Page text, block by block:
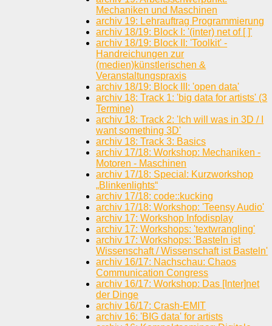
Mechaniken und Maschinen
archiv 19: Lehrauftrag Programmierung
archiv 18/19: Block I: '(inter) net of [ ]'
archiv 18/19: Block II: 'Toolkit' -
Handreichungen zur
(medien)künstlerischen &
Veranstaltungspraxis
archiv 18/19: Block III: 'open data'
archiv 18: Track 1: 'big data for artists' (3
Termine)
archiv 18: Track 2: 'Ich will was in 3D / I
want something 3D'
archiv 18: Track 3: Basics
archiv 17/18: Workshop: Mechaniken -
Motoren - Maschinen
archiv 17/18: Special: Kurzworkshop
„Blinkenlights“
archiv 17/18: code::kucking
archiv 17/18: Workshop: 'Teensy Audio'
archiv 17: Workshop Infodisplay
archiv 17: Workshops: 'textwrangling'
archiv 17: Workshops: 'Basteln ist
Wissenschaft / Wissenschaft ist Basteln'
archiv 16/17: Nachschau: Chaos
Communication Congress
archiv 16/17: Workshop: Das [Inter]net
der Dinge
archiv 16/17: Crash-EMIT
archiv 16: 'BIG data' for artists